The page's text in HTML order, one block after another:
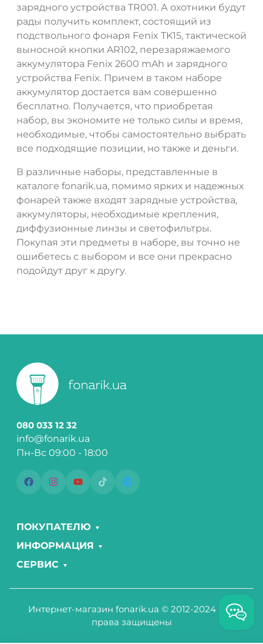
зарядного устройства TR001. А охотники будут
рады получить комплект, состоящий из
подствольного фонаря Fenix TK15, тактической
выносной кнопки AR102, перезаряжаемого
аккумулятора Fenix 2600 mAh и зарядного
устройства Fenix. Причем в таком наборе
аккумулятор достается вам совершенно
бесплатно. Получается, что приобретая
набор, вы экономите не только силы и время,
необходимые, чтобы самостоятельно выбрать
все подходящие позиции, но также и деньги.
В различные наборы, представленные в
каталоге fonarik.ua, помимо ярких и надежных
фонарей также входят зарядные устройства,
аккумуляторы, необходимые крепления,
диффузионные линзы и светофильтры.
Покупая эти предметы в наборе, вы точно не
ошибетесь с выбором и все они прекрасно
подойдут друг к другу.
080 033 12 32
info@fonarik.ua
Пн-Вс 09:00 - 18:00
ПОКУПАТЕЛЮ
ИНФОРМАЦИЯ
СЕРВИС
Интернет-магазин fonarik.ua © 2012-2024 Все
права защищены